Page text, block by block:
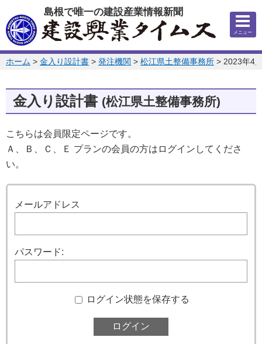
このページの本文へ
島根で唯一の建設産業情報新聞
メニュー
このページの位置:
ホーム > 金入り設計書 > 発注機関 > 松江県土整備事務所 > 2023年4
金入り設計書 (松江県土整備事務所)
こちらは会員限定ページです。
Ａ、Ｂ、Ｃ、Ｅ プランの会員の方はログインしてくださ
い。
メールアドレス
パスワード:
ログイン状態を保存する